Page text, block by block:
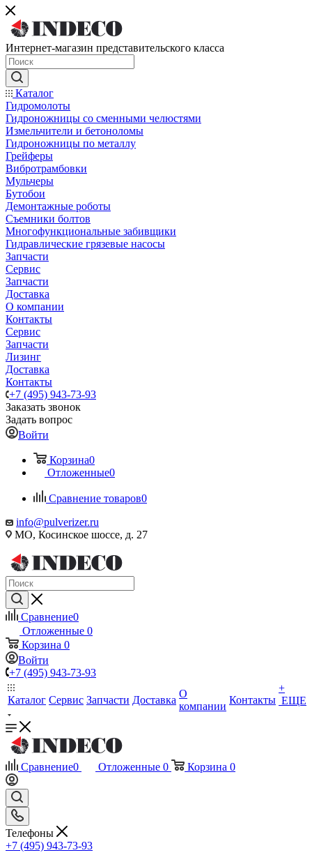
Интернет-магазин представительского класса
Каталог
Гидромолоты
Гидроножницы со сменными челюстями
Измельчители и бетоноломы
Гидроножницы по металлу
Грейферы
Вибротрамбовки
Мульчеры
Бутобои
Демонтажные роботы
Съемники болтов
Многофункциональные забивщики
Гидравлические грязевые насосы
Запчасти
Сервис
Запчасти
Доставка
О компании
Контакты
Сервис
Запчасти
Лизинг
Доставка
Контакты
+7 (495) 943-73-93
Заказать звонок
Задать вопрос
Войти
Корзина0
Отложенные0
Сравнение товаров0
info@pulverizer.ru
МО, Косинское шоссе, д. 27
Сравнение0
Отложенные 0
Корзина 0
Войти
+7 (495) 943-73-93
Каталог Сервис Запчасти Доставка
О
компании
Контакты
+
ЕЩЕ
Сравнение0 Отложенные 0 Корзина 0
Телефоны
+7 (495) 943-73-93